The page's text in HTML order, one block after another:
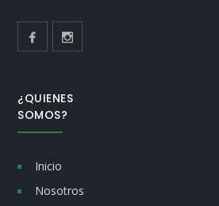
¿QUIENES
SOMOS?
Inicio
Nosotros